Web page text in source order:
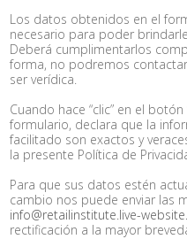
Los datos obtenidos en el
necesario para poder
Deberá cumplimentarlos
forma, no podremos
ser verídica.
Cuando hace “clic” en el
formulario, declara que la
facilitado son exactos y
la presente Política de
Para que sus datos estén
cambio nos puede enviar las
info@retailinstitute.live-
rectificación a la mayor